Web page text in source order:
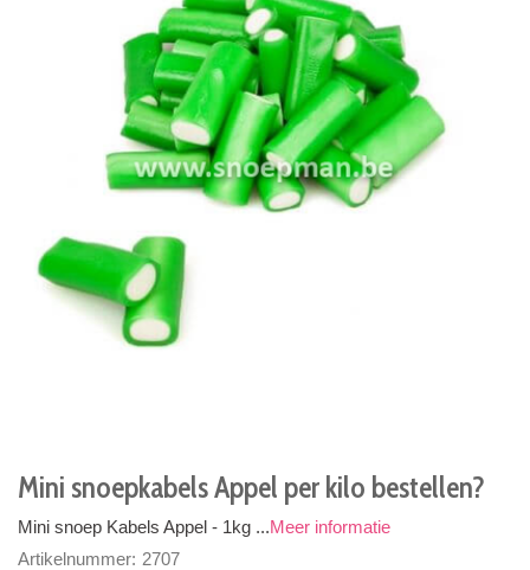
Mini snoepkabels Appel per kilo bestellen?
Mini snoep Kabels Appel - 1kg ...Meer informatie
Artikelnummer: 2707